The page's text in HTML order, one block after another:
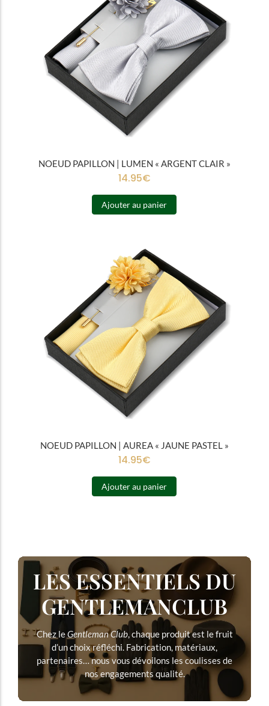
NOEUD PAPILLON | LUMEN « ARGENT CLAIR »
14.95€
Ajouter au panier
NOEUD PAPILLON | AUREA « JAUNE PASTEL »
14.95€
Ajouter au panier
LES ESSENTIELS DU
GENTLEMANCLUB
Chez leGentleman Club, chaque produit est le fruit
d’un choix réfléchi. Fabrication, matériaux,
partenaires… nous vous dévoilons les coulisses de
nos engagements qualité.